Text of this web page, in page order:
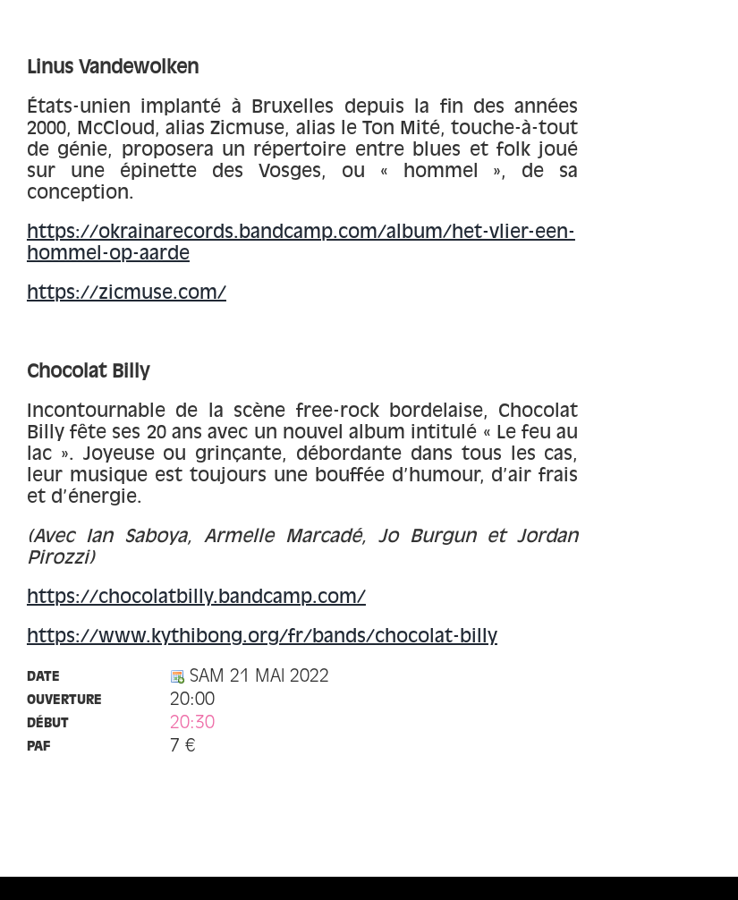
Linus Vandewolken
États-unien implanté à Bruxelles depuis la fin des années
2000, McCloud, alias Zicmuse, alias le Ton Mité, touche-à-tout
de génie, proposera un répertoire entre blues et folk joué
sur une épinette des Vosges, ou « hommel », de sa
conception.
https://okrainarecords.bandcamp.com/album/het-vlier-een-
hommel-op-aarde
https://zicmuse.com/
Chocolat Billy
Incontournable de la scène free-rock bordelaise, Chocolat
Billy fête ses 20 ans avec un nouvel album intitulé « Le feu au
lac ». Joyeuse ou grinçante, débordante dans tous les cas,
leur musique est toujours une bouffée d’humour, d’air frais
et d’énergie.
(Avec Ian Saboya, Armelle Marcadé, Jo Burgun et Jordan
Pirozzi)
https://chocolatbilly.bandcamp.com/
https://www.kythibong.org/fr/bands/chocolat-billy
DATE SAM 21 MAI 2022
OUVERTURE 20:00
DÉBUT 20:30
PAF 7 €